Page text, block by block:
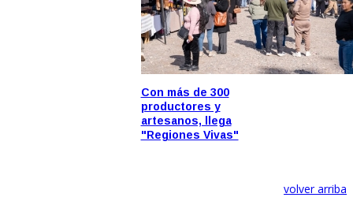
Con más de 300
productores y
artesanos, llega
"Regiones Vivas"
volver arriba